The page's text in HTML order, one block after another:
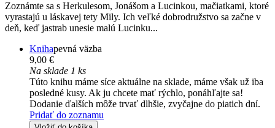
Zoznámte sa s Herkulesom, Jonášom a Lucinkou, mačiatkami, ktoré
vyrastajú u láskavej tety Mily. Ich veľké dobrodružstvo sa začne v
deň, keď jastrab unesie malú Lucinku...
Knihapevná väzba
9,00 €
Na sklade 1 ks
Túto knihu máme síce aktuálne na sklade, máme však už iba
posledné kusy. Ak ju chcete mať rýchlo, ponáhľajte sa!
Dodanie ďalších môže trvať dlhšie, zvyčajne do piatich dní.
Pridať do zoznamu